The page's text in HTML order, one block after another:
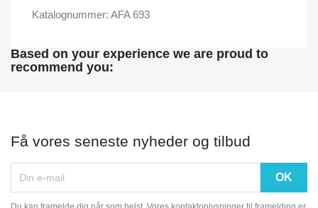
Katalognummer: AFA 693
Based on your experience we are proud to
recommend you:
Få vores seneste nyheder og tilbud